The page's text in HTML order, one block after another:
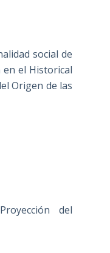
social de
el Historical
Origen de las
del